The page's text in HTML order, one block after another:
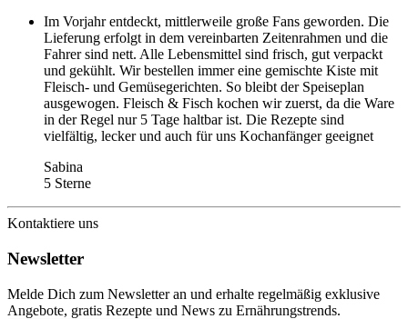
Im Vorjahr entdeckt, mittlerweile große Fans geworden. Die
Lieferung erfolgt in dem vereinbarten Zeitenrahmen und die
Fahrer sind nett. Alle Lebensmittel sind frisch, gut verpackt
und gekühlt. Wir bestellen immer eine gemischte Kiste mit
Fleisch- und Gemüsegerichten. So bleibt der Speiseplan
ausgewogen. Fleisch & Fisch kochen wir zuerst, da die Ware
in der Regel nur 5 Tage haltbar ist. Die Rezepte sind
vielfältig, lecker und auch für uns Kochanfänger geeignet
Sabina
5 Sterne
Kontaktiere uns
Newsletter
Melde Dich zum Newsletter an und erhalte regelmäßig exklusive
Angebote, gratis Rezepte und News zu Ernährungstrends.